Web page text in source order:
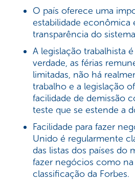
O país oferece uma
estabilidade econômica
transparência do
A legislação trabalhista
verdade, as férias
limitadas, não há
trabalho e a legislação
facilidade de demissão
teste que se estende a
Facilidade para fazer
Unido é regularmente
das listas dos países do
fazer negócios como
classificação da Forbes.